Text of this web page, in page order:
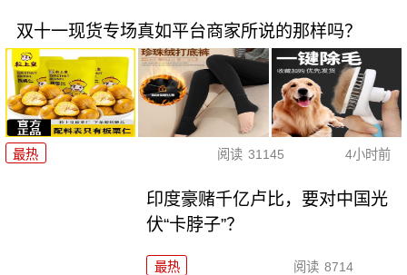
双十一现货专场真如平台商家所说的那样吗？
最热 阅读 31145 4小时前
印度豪赌千亿卢比，要对中国光
伏“卡脖子”？
最热 阅读 8714